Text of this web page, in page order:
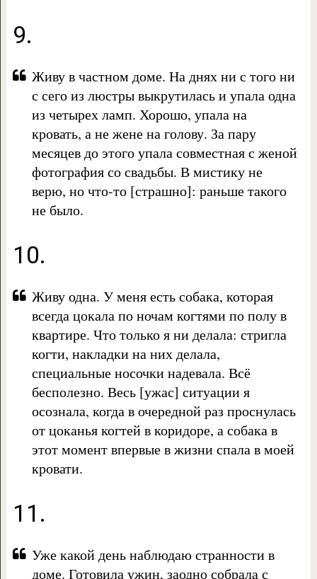
9.
Живу в частном доме. На днях ни с того ни
с сего из люстры выкрутилась и упала одна
из четырех ламп. Хорошо, упала на
кровать, а не жене на голову. За пару
месяцев до этого упала совместная с женой
фотография со свадьбы. В мистику не
верю, но что-то [страшно]: раньше такого
не было.
10.
Живу одна. У меня есть собака, которая
всегда цокала по ночам когтями по полу в
квартире. Что только я ни делала: стригла
когти, накладки на них делала,
специальные носочки надевала. Всё
бесполезно. Весь [ужас] ситуации я
осознала, когда в очередной раз проснулась
от цоканья когтей в коридоре, а собака в
этот момент впервые в жизни спала в моей
кровати.
11.
Уже какой день наблюдаю странности в
доме. Готовила ужин, заодно собрала с